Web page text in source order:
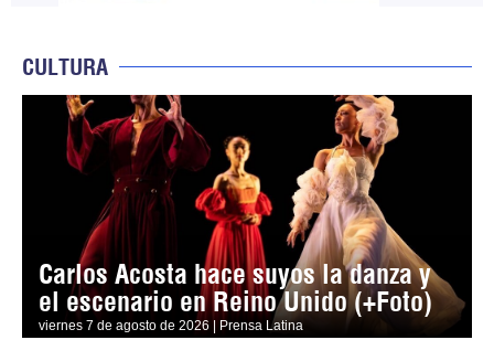
CULTURA
Carlos Acosta hace suyos la danza y
el escenario en Reino Unido (+Foto)
viernes 7 de agosto de 2026 | Prensa Latina